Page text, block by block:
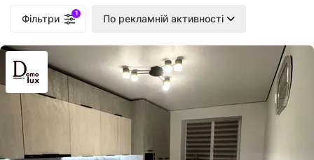
Фільтри 1 По рекламній активності